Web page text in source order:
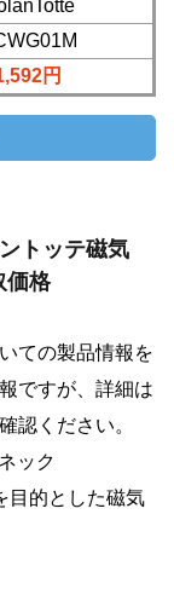
円
トッテ磁気
価格
ての製品情報を
ですが、詳細は
認ください。
ック
目的とした磁気